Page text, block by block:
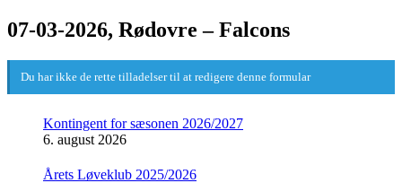
07-03-2026, Rødovre – Falcons
Du har ikke de rette tilladelser til at redigere denne formular
Kontingent for sæsonen 2026/2027
6. august 2026
Årets Løveklub 2025/2026